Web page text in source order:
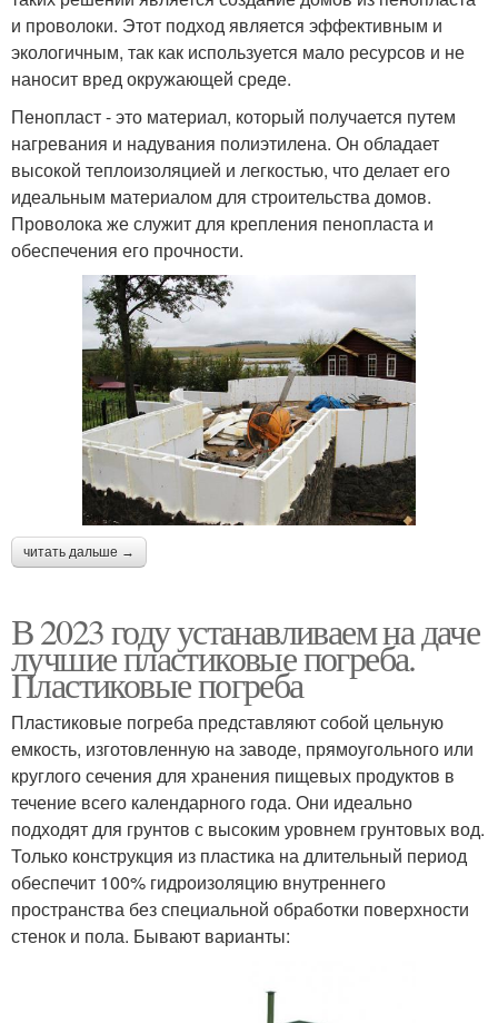
и проволоки. Этот подход является эффективным и
экологичным, так как используется мало ресурсов и не
наносит вред окружающей среде.
Пенопласт - это материал, который получается путем
нагревания и надувания полиэтилена. Он обладает
высокой теплоизоляцией и легкостью, что делает его
идеальным материалом для строительства домов.
Проволока же служит для крепления пенопласта и
обеспечения его прочности.
читать дальше →
В 2023 году устанавливаем на даче
лучшие пластиковые погреба.
Пластиковые погреба
Пластиковые погреба представляют собой цельную
емкость, изготовленную на заводе, прямоугольного или
круглого сечения для хранения пищевых продуктов в
течение всего календарного года. Они идеально
подходят для грунтов с высоким уровнем грунтовых вод.
Только конструкция из пластика на длительный период
обеспечит 100% гидроизоляцию внутреннего
пространства без специальной обработки поверхности
стенок и пола. Бывают варианты: